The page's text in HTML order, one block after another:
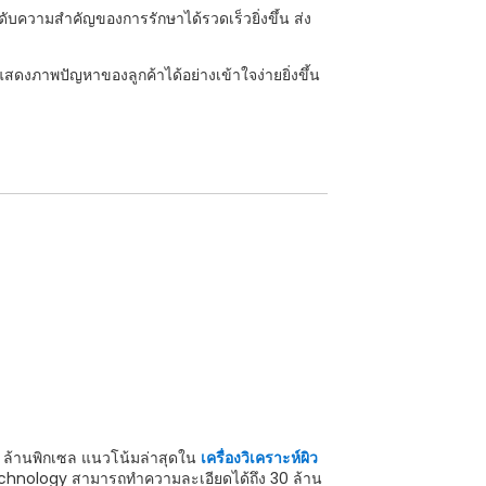
ความสำคัญของการรักษาได้รวดเร็วยิ่งขึ้น ส่ง
ดงภาพปัญหาของลูกค้าได้อย่างเข้าใจง่ายยิ่งขึ้น
ล้านพิกเซล แนวโน้มล่าสุดใน เครื่องวิเคราะห์ผิว
สามารถทำความละเอียดได้ถึง 30 ล้าน